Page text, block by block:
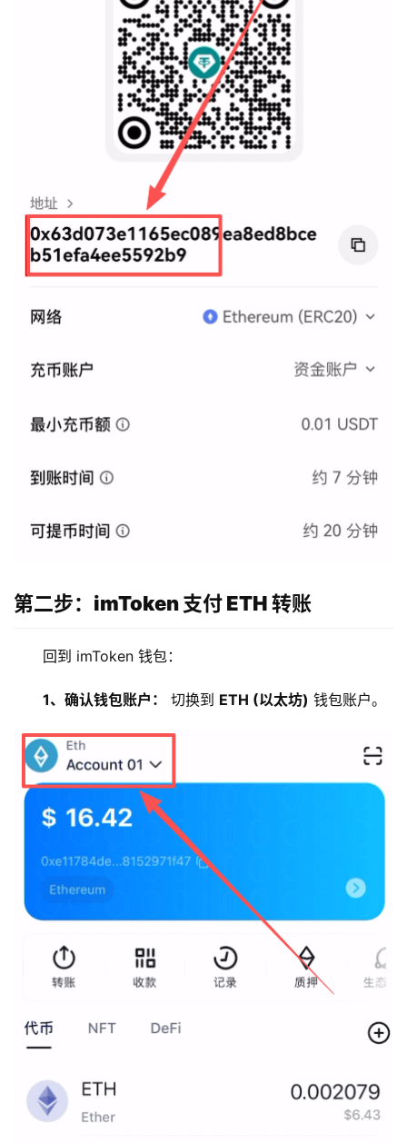
第二步：imToken 支付 ETH 转账
回到 imToken 钱包：
1、确认钱包账户： 切换到 ETH (以太坊) 钱包账户。